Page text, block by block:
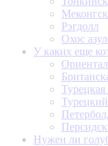
Рэгдолл
Охос
У каких еще
Турецкая
Нужен ли